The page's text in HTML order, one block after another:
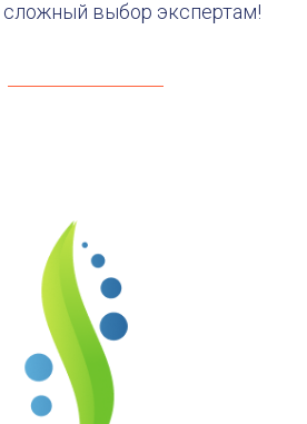
сложный выбор экспертам!